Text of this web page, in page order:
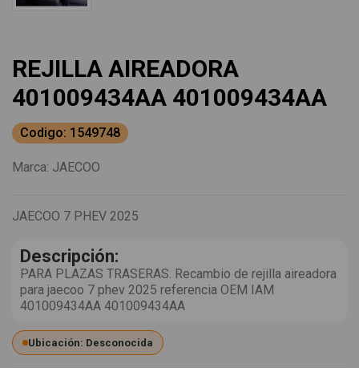
REJILLA AIREADORA
401009434AA 401009434AA
Codigo: 1549748
Marca: JAECOO
JAECOO 7 PHEV 2025
Descripción:
PARA PLAZAS TRASERAS. Recambio de rejilla aireadora
para jaecoo 7 phev 2025 referencia OEM IAM
401009434AA 401009434AA
Ubicación: Desconocida